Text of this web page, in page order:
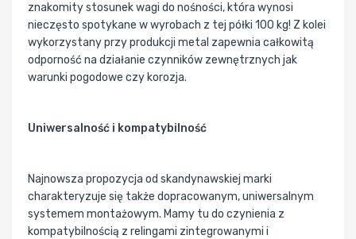
znakomity stosunek wagi do nośności, która wynosi
nieczęsto spotykane w wyrobach z tej półki 100 kg! Z kolei
wykorzystany przy produkcji metal zapewnia całkowitą
odporność na działanie czynników zewnętrznych jak
warunki pogodowe czy korozja.
Uniwersalność i kompatybilność
Najnowsza propozycja od skandynawskiej marki
charakteryzuje się także dopracowanym, uniwersalnym
systemem montażowym. Mamy tu do czynienia z
kompatybilnością z relingami zintegrowanymi i